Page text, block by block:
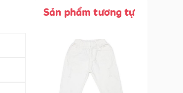
Sản phẩm tương tự